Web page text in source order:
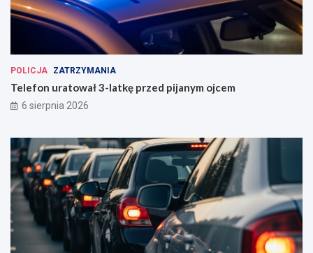
POLICJA ZATRZYMANIA
Telefon uratował 3-latkę przed pijanym ojcem
6 sierpnia 2026